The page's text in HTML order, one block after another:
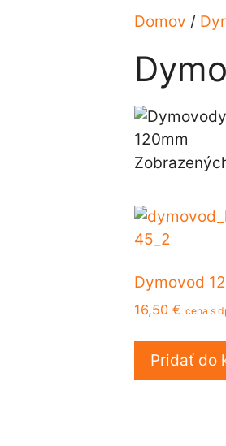
Domov /
Dymovod
16,50 € cena s
Pridať do